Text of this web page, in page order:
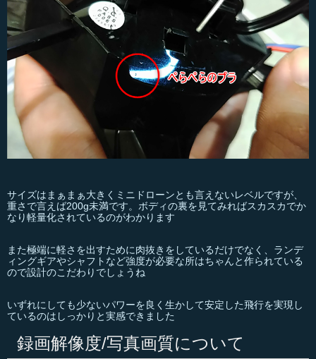
サイズはまぁまぁ大きくミニドローンとも言えないレベルですが、
重さで言えば200g未満です。ボディの裏を見てみればスカスカでか
なり軽量化されているのがわかります
また極端に軽さを出すために肉抜きをしているだけでなく、ランデ
ィングギアやシャフトなど強度が必要な所はちゃんと作られている
ので設計のこだわりでしょうね
いずれにしても少ないパワーを良く生かして安定した飛行を実現し
ているのはしっかりと実感できました
録画解像度/写真画質について